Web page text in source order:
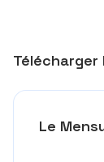
Le